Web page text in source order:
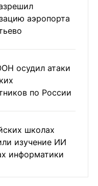
аэропорта
осудил атаки
по России
школах
изучение ИИ
информатики